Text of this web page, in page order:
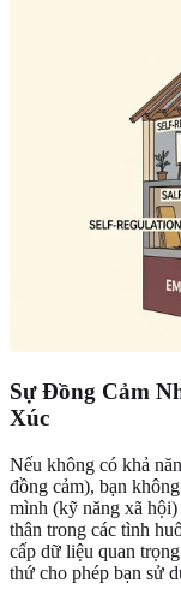
Sự Đồng Cảm
Xúc
Nếu không có khả
đồng cảm), bạn
mình (kỹ năng xã hội)
thân trong các tình
cấp dữ liệu quan
thứ cho phép bạn sử